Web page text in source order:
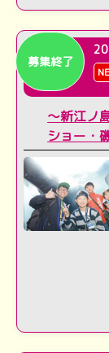
募集終了
～新江ノ
ショー・